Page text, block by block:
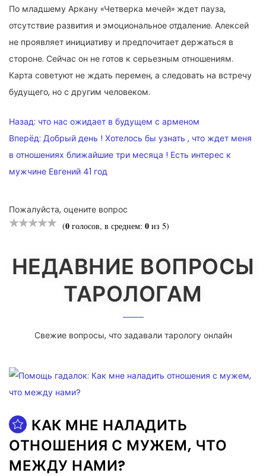
По младшему Аркану «Четверка мечей» ждет пауза,
отсутствие развития и эмоциональное отдаление. Алексей
не проявляет инициативу и предпочитает держаться в
стороне. Сейчас он не готов к серьезным отношениям.
Карта советуют не ждать перемен, а следовать на встречу
будущего, но с другим человеком.
НАВИГАЦИЯ
ПО
ЗАПИСЯМ
Назад: что нас ожидает в будущем с арменом
Вперёд: Добрый день ! Хотелось бы узнать , что ждет меня
в отношениях ближайшие три месяца ! Есть интерес к
мужчине Евгений 41 год
Пожалуйста, оцените вопрос
(0 голосов, в среднем: 0 из 5)
НЕДАВНИЕ ВОПРОСЫ
ТАРОЛОГАМ
Свежие вопросы, что задавали тарологу онлайн
КАК МНЕ НАЛАДИТЬ
ОТНОШЕНИЯ С МУЖЕМ, ЧТО
МЕЖДУ НАМИ?